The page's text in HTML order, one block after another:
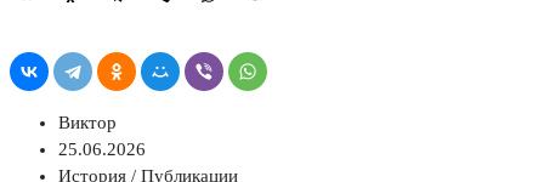
Виктор
25.06.2026
История / Публикации